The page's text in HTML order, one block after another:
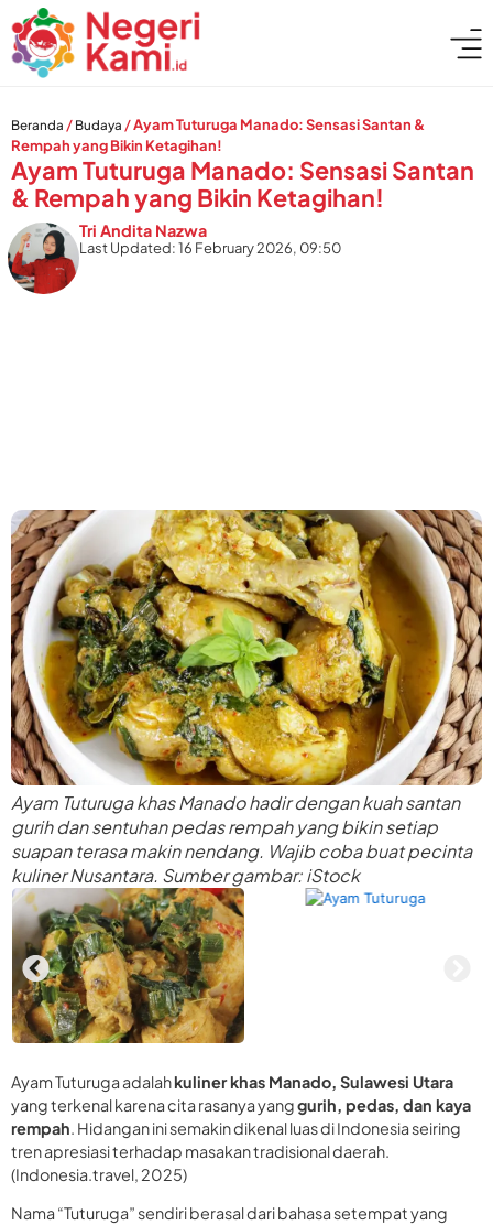
Beranda / Budaya /Ayam Tuturuga Manado: Sensasi Santan &
Rempah yang Bikin Ketagihan!
Ayam Tuturuga Manado: Sensasi Santan
& Rempah yang Bikin Ketagihan!
Tri Andita Nazwa
Last Updated: 16 February 2026, 09:50
Ayam Tuturuga khas Manado hadir dengan kuah santan
gurih dan sentuhan pedas rempah yang bikin setiap
suapan terasa makin nendang. Wajib coba buat pecinta
kuliner Nusantara. Sumber gambar: iStock
Ayam Tuturuga adalahkuliner khas Manado, Sulawesi Utara
yang terkenal karena cita rasanya yanggurih, pedas, dan kaya
rempah. Hidangan ini semakin dikenal luas di Indonesia seiring
tren apresiasi terhadap masakan tradisional daerah.
(Indonesia.travel, 2025)
Nama “Tuturuga” sendiri berasal dari bahasa setempat yang